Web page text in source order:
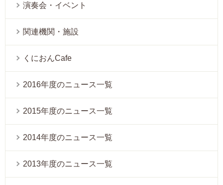
演奏会・イベント
関連機関・施設
くにおんCafe
2016年度のニュース一覧
2015年度のニュース一覧
2014年度のニュース一覧
2013年度のニュース一覧